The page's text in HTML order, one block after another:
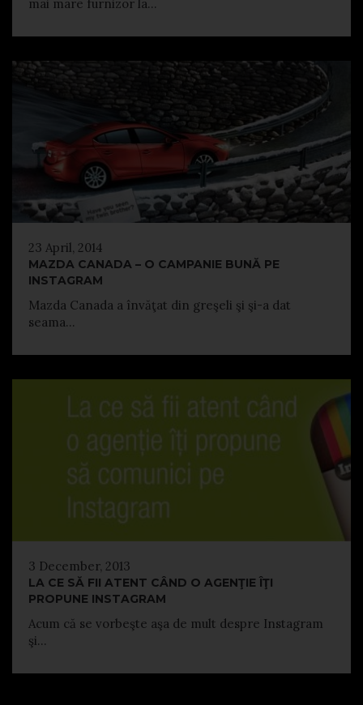
mai mare furnizor la...
23 April, 2014
MAZDA CANADA – O CAMPANIE BUNĂ PE
INSTAGRAM
Mazda Canada a învăţat din greşeli şi şi-a dat
seama...
3 December, 2013
LA CE SĂ FII ATENT CÂND O AGENŢIE ÎŢI
PROPUNE INSTAGRAM
Acum că se vorbeşte aşa de mult despre Instagram
şi...